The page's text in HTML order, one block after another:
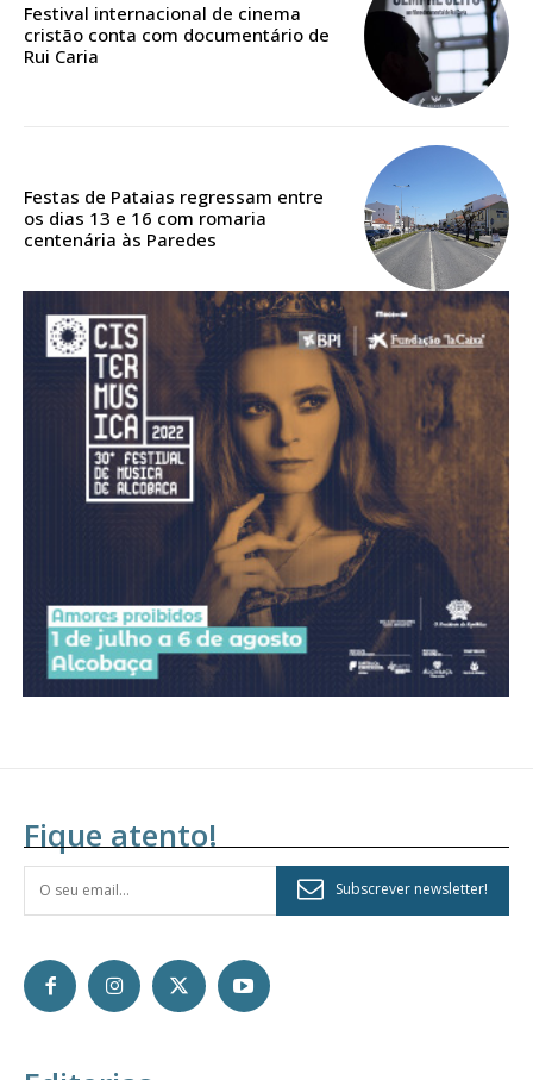
Escolha o plano
DIGITAL ANUAL
16
12 meses
Acesso ao conteúdo online
Acesso aos conteúdos Exclusivos para
assinantes
Ofertas para assinatura anual
Escolha o plano
Festival internacional de cinema
cristão conta com documentário de
Rui Caria
Festas de Pataias regressam entre
os dias 13 e 16 com romaria
centenária às Paredes
Fique atento!
Subscrever newsletter!